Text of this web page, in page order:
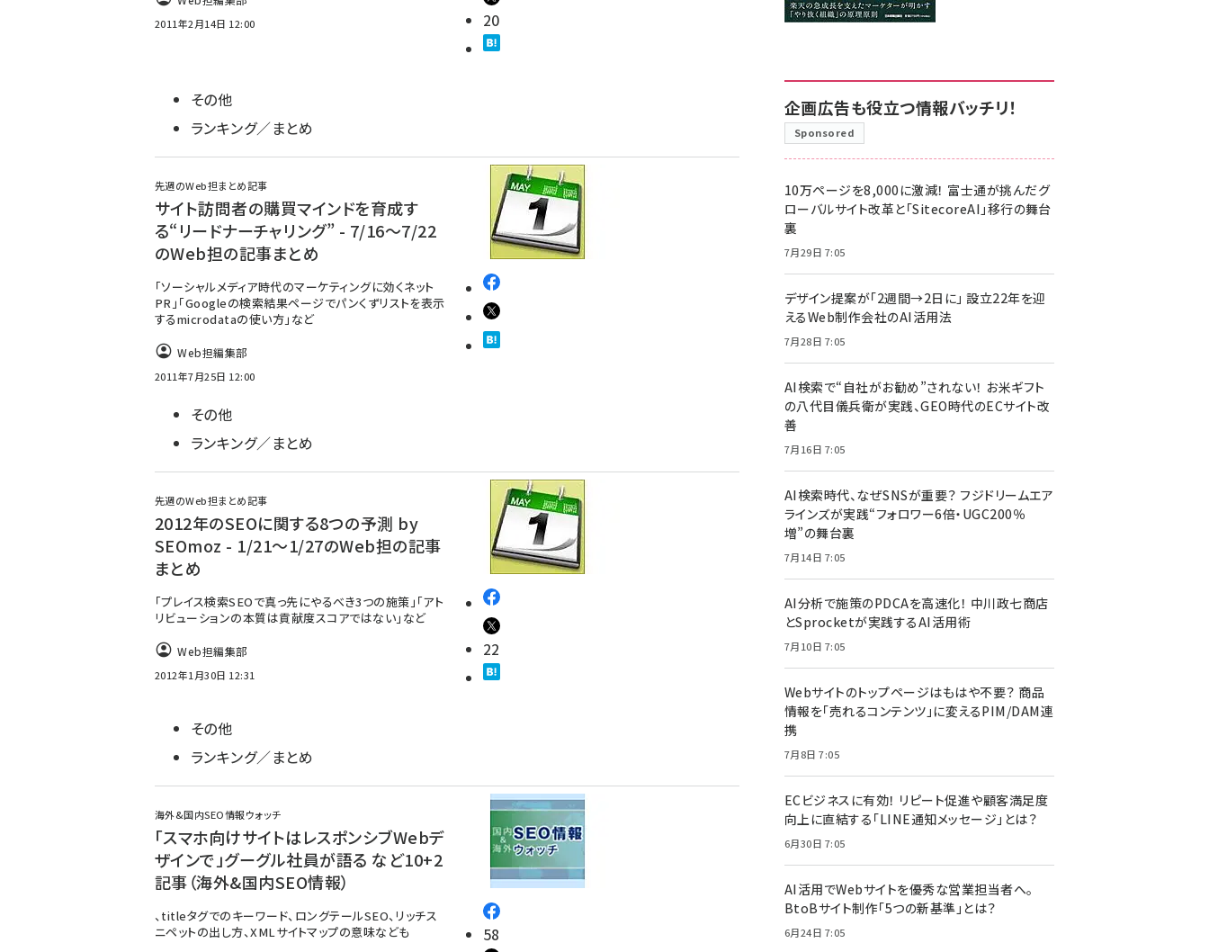
2011年2月14日 12:00 20
その他
ランキング／まとめ
先週のWeb担まとめ記事
サイト訪問者の購買マインドを育成す
る“リードナーチャリング” - 7/16～7/22
のWeb担の記事まとめ
「ソーシャルメディア時代のマーケティングに効くネット
PR」「Googleの検索結果ページでパンくずリストを表示
するmicrodataの使い方」など
Web担編集部
2011年7月25日 12:00
その他
ランキング／まとめ
先週のWeb担まとめ記事
2012年のSEOに関する8つの予測 by
SEOmoz - 1/21～1/27のWeb担の記事
まとめ
「プレイス検索SEOで真っ先にやるべき3つの施策」「アト
リビューションの本質は貢献度スコアではない」など
Web担編集部
2012年1月30日 12:31
22
その他
ランキング／まとめ
海外&国内SEO情報ウォッチ
「スマホ向けサイトはレスポンシブWebデ
ザインで」グーグル社員が語る など10+2
記事（海外&国内SEO情報）
、titleタグでのキーワード、ロングテールSEO、リッチス
ニペットの出し方、XMLサイトマップの意味なども
58
企画広告も役立つ情報バッチリ！
Sponsored
10万ページを8,000に激減！ 富士通が挑んだグ
ローバルサイト改革と「SitecoreAI」移行の舞台
裏
7月29日 7:05
デザイン提案が「2週間→2日に」 設立22年を迎
えるWeb制作会社のAI活用法
7月28日 7:05
AI検索で“自社がお勧め”されない！ お米ギフト
の八代目儀兵衛が実践、GEO時代のECサイト改
善
7月16日 7:05
AI検索時代、なぜSNSが重要？ フジドリームエア
ラインズが実践“フォロワー6倍・UGC200％
増”の舞台裏
7月14日 7:05
AI分析で施策のPDCAを高速化！ 中川政七商店
とSprocketが実践するAI活用術
7月10日 7:05
Webサイトのトップページはもはや不要？ 商品
情報を「売れるコンテンツ」に変えるPIM/DAM連
携
7月8日 7:05
ECビジネスに有効！ リピート促進や顧客満足度
向上に直結する「LINE通知メッセージ」とは？
6月30日 7:05
AI活用でWebサイトを優秀な営業担当者へ。
BtoBサイト制作「5つの新基準」とは？
6月24日 7:05